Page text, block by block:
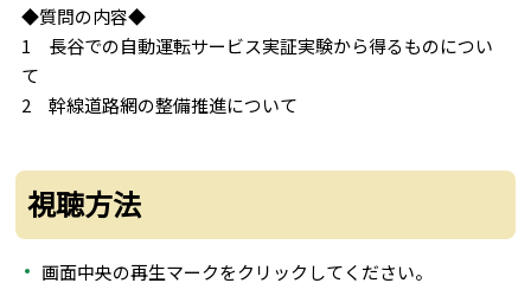
◆質問の内容◆
1 長谷での自動運転サービス実証実験から得るものについ
て
2 幹線道路網の整備推進について
視聴方法
画面中央の再生マークをクリックしてください。